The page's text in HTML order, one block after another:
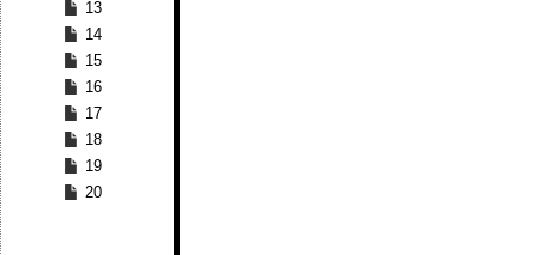
13
14
15
16
17
18
19
20